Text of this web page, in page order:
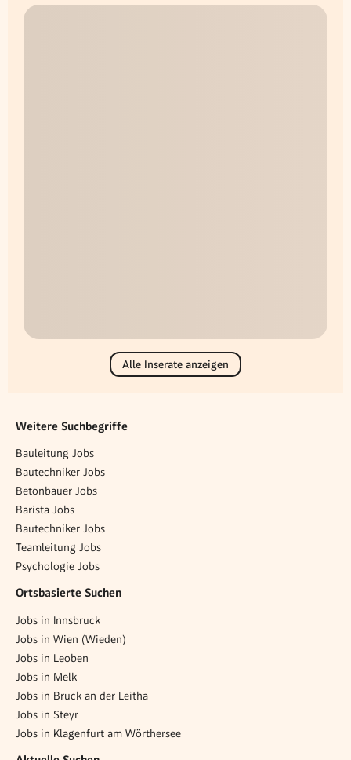
Alle Inserate anzeigen
Weitere Suchbegriffe
Bauleitung Jobs
Bautechniker Jobs
Betonbauer Jobs
Barista Jobs
Bautechniker Jobs
Teamleitung Jobs
Psychologie Jobs
Ortsbasierte Suchen
Jobs in Innsbruck
Jobs in Wien (Wieden)
Jobs in Leoben
Jobs in Melk
Jobs in Bruck an der Leitha
Jobs in Steyr
Jobs in Klagenfurt am Wörthersee